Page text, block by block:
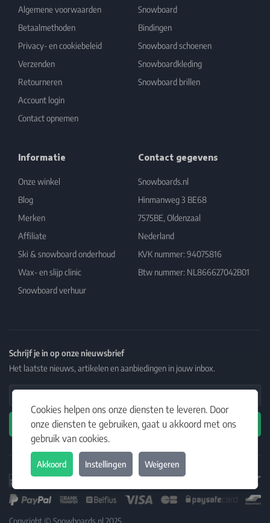
Cookies helpen ons onze diensten te leveren. Door
onze diensten te gebruiken, gaat u akkoord met ons
gebruik van cookies.
Akkoord Instellingen Weigeren
Algemene voorwaarden
Betaalmethoden
Privacy- en cookiebeleid
Verzenden
Retourneren
Account login
Contact opnemen
Snowboard
Bindingen
Snowboard schoenen
Snowboardkleding
Snowboard brillen
Informatie
Onze winkel
Blog
Merken
Affiliate
Ski & snowboard onderhoud
Wax- en slijp clinic
Snowboard verhuur
Contact gegevens
Snowboards.nl
Hinmanweg 3 BE68
7575BE, Oldenzaal
Nederland
KVK nummer: 94075816
Btw nummer: NL866627042B01
Schrijf je in op onze nieuwsbrief
Het laatste nieuws, artikelen en aanbiedingen in jouw inbox.
Email Address
Abonneren
Copyright © Snowboards.nl 2025